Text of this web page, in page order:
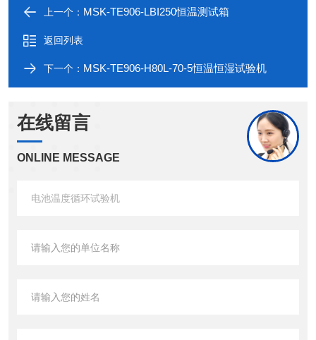
上一个： MSK-TE906-LBI250恒温测试箱
返回列表
下一个： MSK-TE906-H80L-70-5恒温恒湿试验机
在线留言
ONLINE MESSAGE